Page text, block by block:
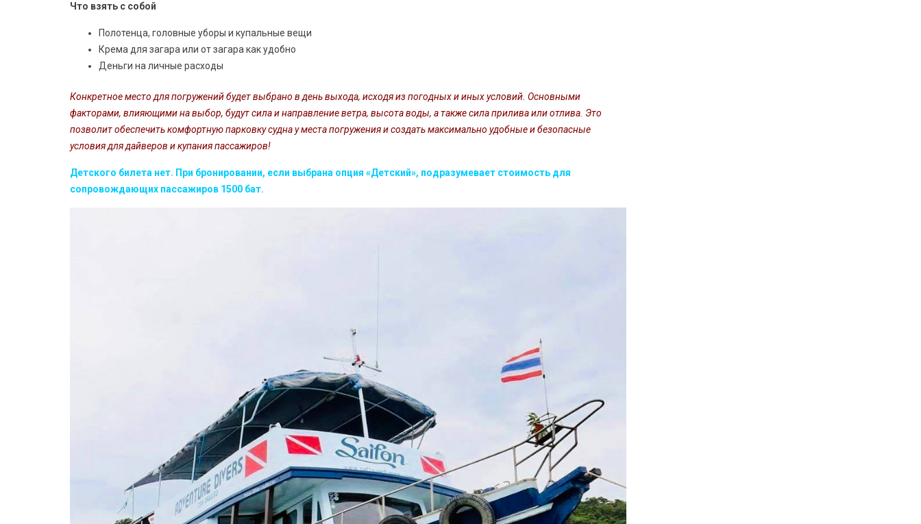
Что взять с собой
Полотенца, головные уборы и купальные вещи
Крема для загара или от загара как удобно
Деньги на личные расходы
Конкретное место для погружений будет выбрано в день выхода, исходя из погодных и иных условий. Основными
факторами, влияющими на выбор, будут сила и направление ветра, высота воды, а также сила прилива или отлива. Это
позволит обеспечить комфортную парковку судна у места погружения и создать максимально удобные и безопасные
условия для дайверов и купания пассажиров!
Детского билета нет. При бронировании, если выбрана опция «Детский», подразумевает стоимость для
сопровождающих пассажиров 1500 бат.